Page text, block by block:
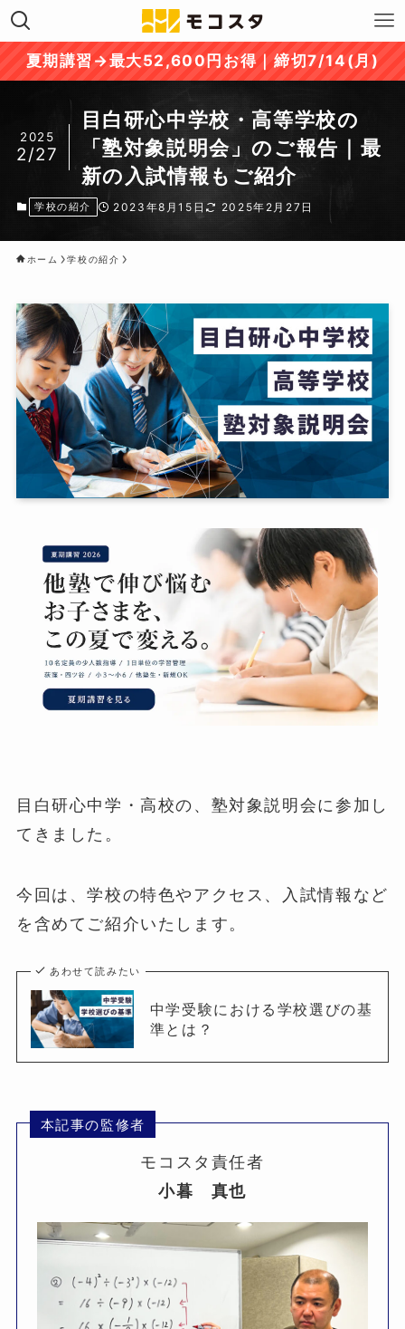
夏期講習→最大52,600円お得｜締切7/14(月)
目白研心中学校・高等学校の
「塾対象説明会」のご報告｜最
新の入試情報もご紹介
2025
2/27
学校の紹介 2023年8月15日 2025年2月27日
ホーム 学校の紹介
目白研心中学・高校の、塾対象説明会に参加し
てきました。
今回は、学校の特色やアクセス、入試情報など
を含めてご紹介いたします。
あわせて読みたい
中学受験における学校選びの基
準とは？
本記事の監修者
モコスタ責任者
小暮 真也